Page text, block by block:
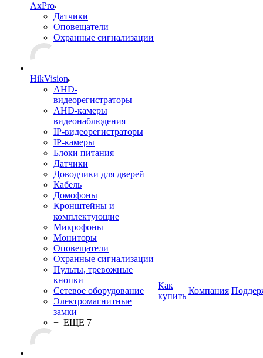
AxPro
Датчики
Оповещатели
Охранные сигнализации
HikVision
AHD-
видеорегистраторы
AHD-камеры
видеонаблюдения
IP-видеорегистраторы
IP-камеры
Блоки питания
Датчики
Доводчики для дверей
Кабель
Домофоны
Кронштейны и
комплектующие
Микрофоны
Мониторы
Оповещатели
Охранные сигнализации
Пульты, тревожные
кнопки
Сетевое оборудование
Электромагнитные
замки
+ ЕЩЕ 7
Как
купить
Компания